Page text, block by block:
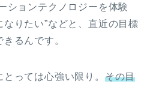
ションテクノロジーを体験
りたい”などと、直近の目標
るんです。
っては心強い限り。 その目